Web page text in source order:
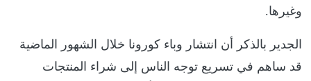
وغيرها.
الجدير بالذكر أن انتشار وباء كورونا خلال الشهور الماضية
قد ساهم في تسريع توجه الناس إلى شراء المنتجات